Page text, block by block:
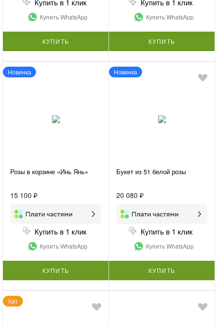
Купить в 1 клик
Купить WhatsApp
КУПИТЬ
Купить в 1 клик
Купить WhatsApp
КУПИТЬ
Новинка
Розы в корзине «Инь Янь»
15 100 ₽
Купить в 1 клик
Купить WhatsApp
КУПИТЬ
Новинка
Букет из 51 белой розы
20 080 ₽
Купить в 1 клик
Купить WhatsApp
КУПИТЬ
Хит